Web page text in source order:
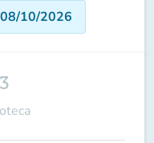
08/10/2026